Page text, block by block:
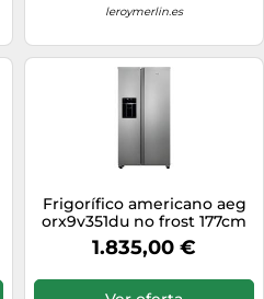
leroymerlin.es
Frigorífico americano aeg
orx9v351du no frost 177cm
593l inox clase c
1.835,00 €